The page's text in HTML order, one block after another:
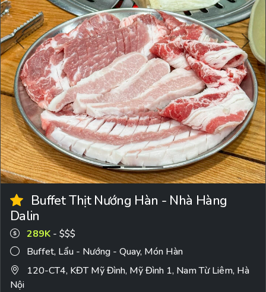
Previous Next
Buffet Thịt Nướng Hàn - Nhà Hàng
Dalin
289K - $$$
Buffet, Lẩu - Nướng - Quay, Món Hàn
120-CT4, KĐT Mỹ Đình, Mỹ Đình 1, Nam Từ Liêm, Hà
Nội